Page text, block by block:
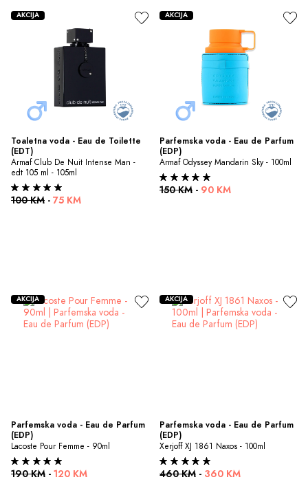
Toaletna voda - Eau de Toilette
(EDT)
Armaf Club De Nuit Intense Man -
edt 105 ml - 105ml
100 KM - 75 KM
AKCIJA
Parfemska voda - Eau de Parfum
(EDP)
Armaf Odyssey Mandarin Sky - 100ml
150 KM - 90 KM
AKCIJA
Parfemska voda - Eau de Parfum
(EDP)
Lacoste Pour Femme - 90ml
190 KM - 120 KM
AKCIJA
Parfemska voda - Eau de Parfum
(EDP)
Xerjoff XJ 1861 Naxos - 100ml
460 KM - 360 KM
AKCIJA